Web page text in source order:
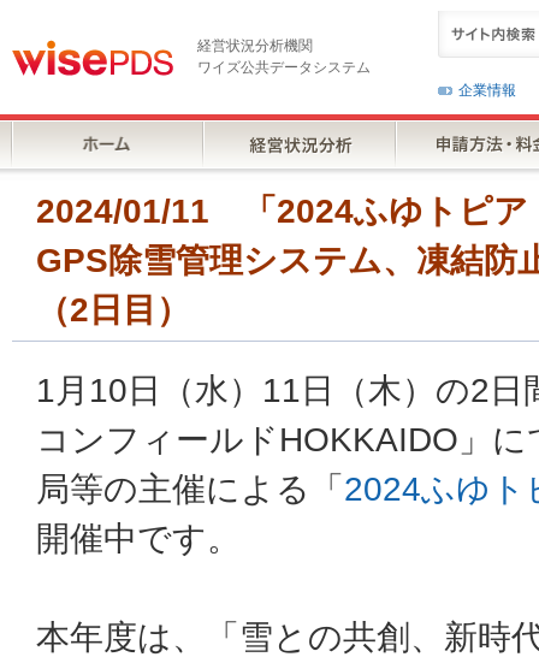
経営状況分析機関
ワイズ公共データシステム
企業情報
2024/01/11 「2024ふゆトピア
GPS除雪管理システム、凍結防
（2日目）
1月10日（水）11日（木）の2
コンフィールドHOKKAIDO」
局等の主催による「 2024ふゆト
開催中です。
本年度は、「雪との共創、新時